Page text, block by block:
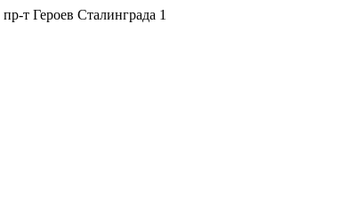
т Героев Сталинграда 1